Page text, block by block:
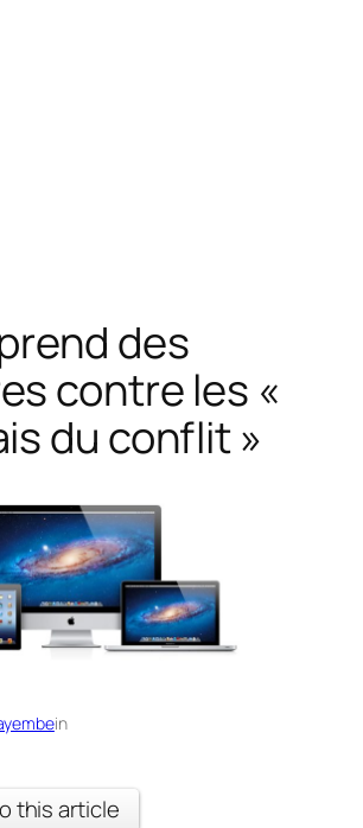
des
contre les «
du conflit »
in
this article